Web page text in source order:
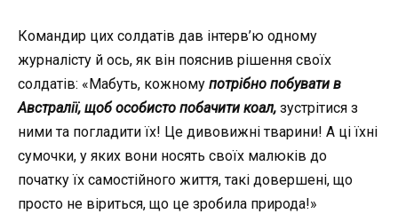
Командир цих солдатів дав інтерв’ю одному
журналісту й ось, як він пояснив рішення своїх
солдатів: «Мабуть, кожному потрібно побувати в
Австралії, щоб особисто побачити коал, зустрітися з
ними та погладити їх! Це дивовижні тварини! А ці їхні
сумочки, у яких вони носять своїх малюків до
початку їх самостійного життя, такі довершені, що
просто не віриться, що це зробила природа!»